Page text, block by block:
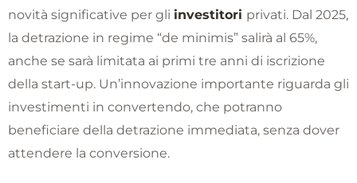
novità significative per gli investitori privati. Dal 2025,
la detrazione in regime “de minimis” salirà al 65%,
anche se sarà limitata ai primi tre anni di iscrizione
della start-up. Un’innovazione importante riguarda gli
investimenti in convertendo, che potranno
beneficiare della detrazione immediata, senza dover
attendere la conversione.